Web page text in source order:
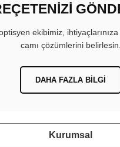
ekibimiz,
camı çözümlerini belirlesin.
DAHA FAZLA BILGI
Kurumsal